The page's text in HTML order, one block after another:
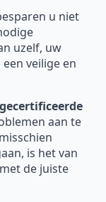
u niet
uzelf, uw
veilige en
gecertificeerde
aan te
is het van
de juiste